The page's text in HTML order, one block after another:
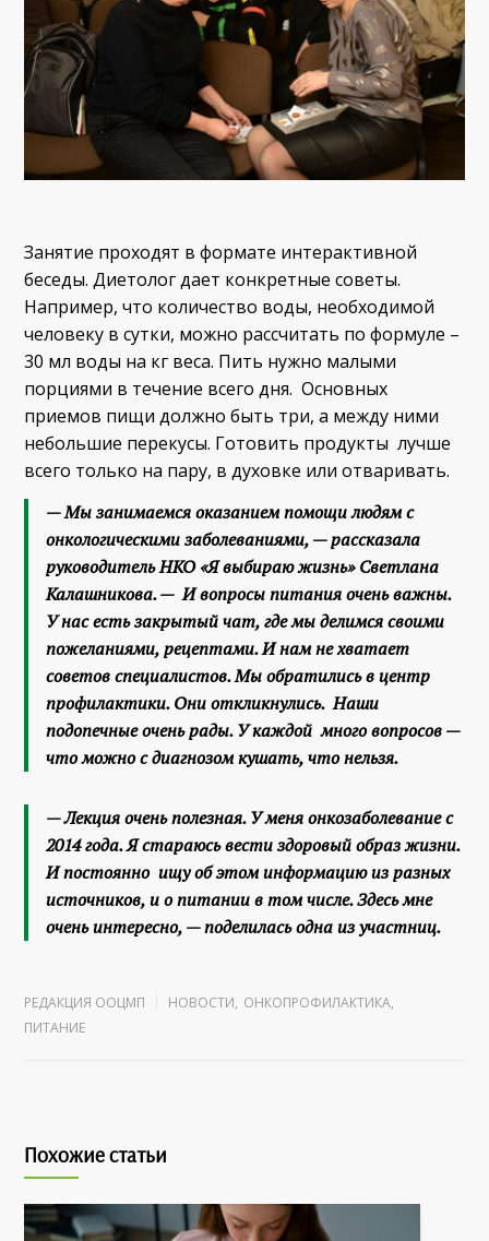
Занятие проходят в формате интерактивной
беседы. Диетолог дает конкретные советы.
Например, что количество воды, необходимой
человеку в сутки, можно рассчитать по формуле –
30 мл воды на кг веса. Пить нужно малыми
порциями в течение всего дня. Основных
приемов пищи должно быть три, а между ними
небольшие перекусы. Готовить продукты лучше
всего только на пару, в духовке или отваривать.
— Мы занимаемся оказанием помощи людям с
онкологическими заболеваниями, — рассказала
руководитель НКО «Я выбираю жизнь» Светлана
Калашникова. — И вопросы питания очень важны.
У нас есть закрытый чат, где мы делимся своими
пожеланиями, рецептами. И нам не хватает
советов специалистов. Мы обратились в центр
профилактики. Они откликнулись. Наши
подопечные очень рады. У каждой много вопросов —
что можно с диагнозом кушать, что нельзя.
— Лекция очень полезная. У меня онкозаболевание с
2014 года. Я стараюсь вести здоровый образ жизни.
И постоянно ищу об этом информацию из разных
источников, и о питании в том числе. Здесь мне
очень интересно, — поделилась одна из участниц.
РЕДАКЦИЯ ООЦМП НОВОСТИ, ОНКОПРОФИЛАКТИКА,
ПИТАНИЕ
Похожие статьи